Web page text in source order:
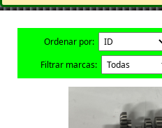
Ordenar por:
Filtrar marcas: